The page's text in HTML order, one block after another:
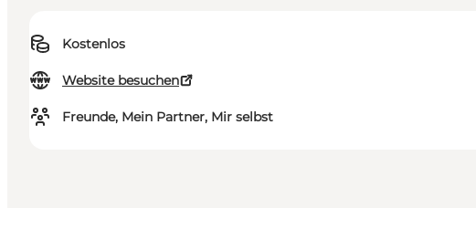
Kostenlos
Website besuchen
Freunde, Mein Partner, Mir selbst